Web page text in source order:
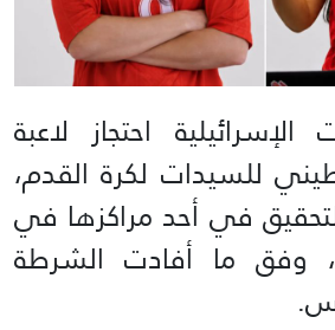
احتجاز لاعبة
للسيدات لكرة القدم،
في أحد مراكزها في
وفق ما أفادت الشرطة